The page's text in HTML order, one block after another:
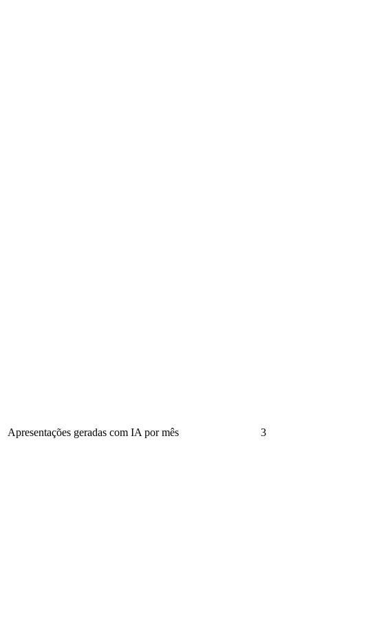
Apresentações geradas com IA por mês 3